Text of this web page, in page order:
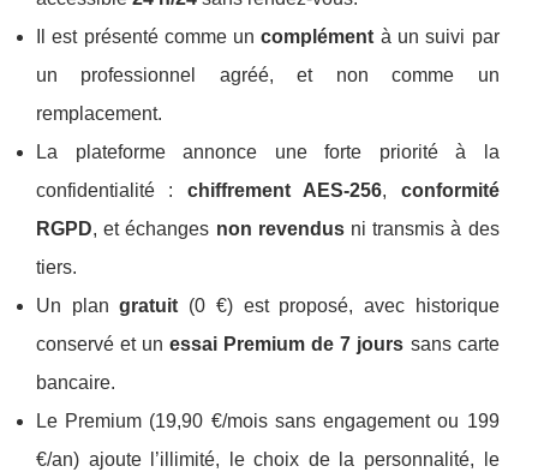
Il est présenté comme uncomplément à un suivi par
un professionnel agréé, et non comme un
remplacement.
La plateforme annonce une forte priorité à la
confidentialité : chiffrement AES-256, conformité
RGPD, et échanges non revendusni transmis à des
tiers.
Un plangratuit (0 €) est proposé, avec historique
conservé et unessai Premium de 7 jours sans carte
bancaire.
Le Premium (19,90 €/mois sans engagement ou 199
€/an) ajoute l’illimité, le choix de la personnalité, le